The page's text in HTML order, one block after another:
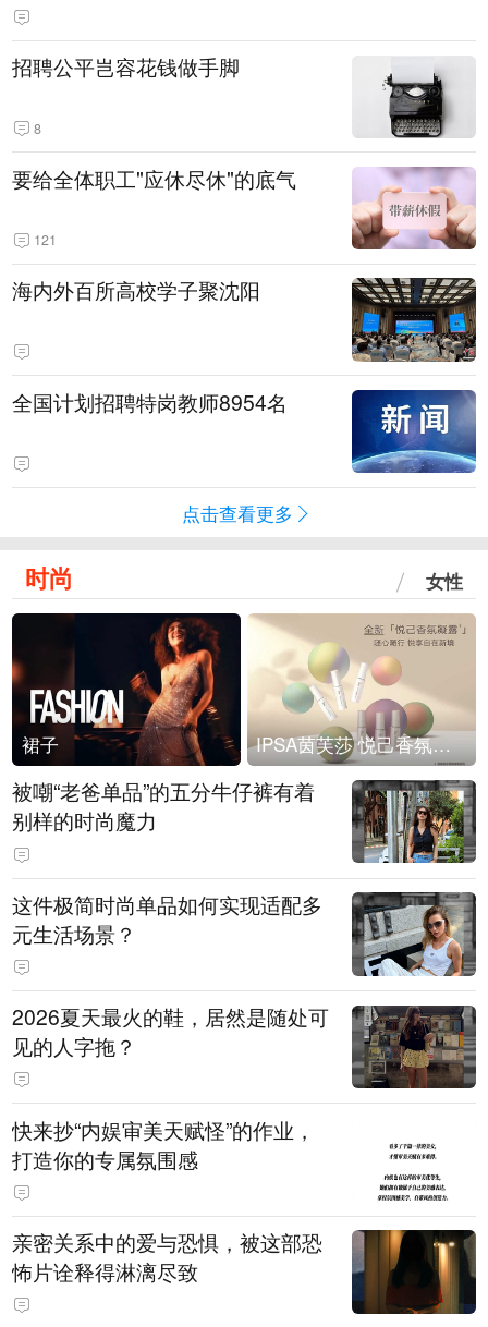
招聘公平岂容花钱做手脚
8
要给全体职工"应休尽休"的底气
121
海内外百所高校学子聚沈阳
全国计划招聘特岗教师8954名
点击查看更多
时尚 女性
裙子 IPSA茵芙莎 悦己香氛凝露上市
被嘲“老爸单品”的五分牛仔裤有着
别样的时尚魔力
这件极简时尚单品如何实现适配多
元生活场景？
2026夏天最火的鞋，居然是随处可
见的人字拖？
快来抄“内娱审美天赋怪”的作业，
打造你的专属氛围感
亲密关系中的爱与恐惧，被这部恐
怖片诠释得淋漓尽致